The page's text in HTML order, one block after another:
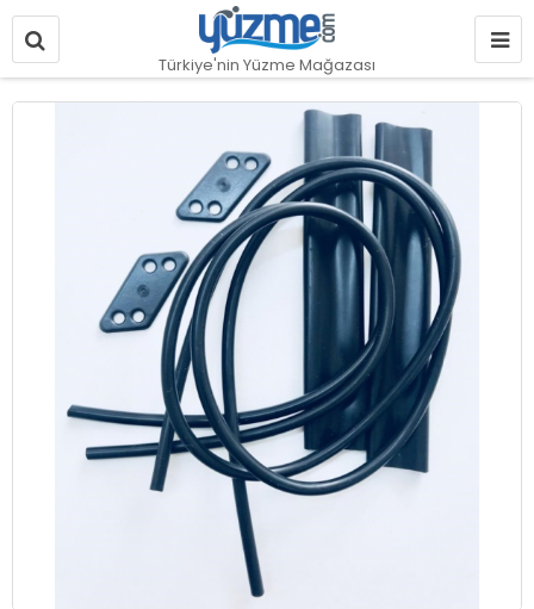
Türkiye'nin Yüzme Mağazası
Resim